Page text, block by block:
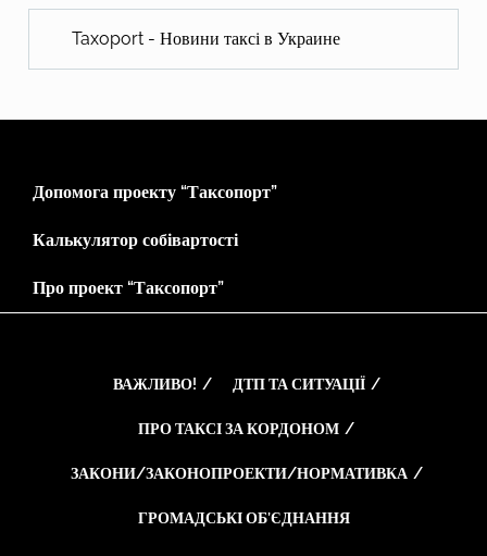
Taxoport - Новини таксі в Украине
Допомога проекту “Таксопорт”
Калькулятор собівартості
Про проект “Таксопорт”
ВАЖЛИВО! ДТП ТА СИТУАЦІЇ
ПРО ТАКСІ ЗА КОРДОНОМ
ЗАКОНИ/ЗАКОНОПРОЕКТИ/НОРМАТИВКА
ГРОМАДСЬКІ ОБ’ЄДНАННЯ